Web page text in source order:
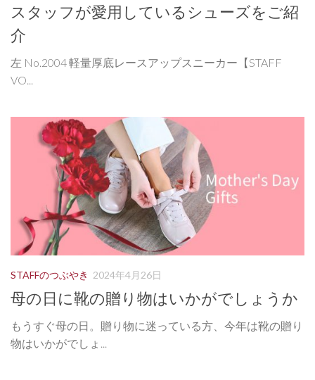
スタッフが愛用しているシューズをご紹
介
左 No.2004 軽量厚底レースアップスニーカー【STAFF
VO...
STAFFのつぶやき 2024年4月26日
母の日に靴の贈り物はいかがでしょうか
もうすぐ母の日。贈り物に迷っている方、今年は靴の贈り
物はいかがでしょ...